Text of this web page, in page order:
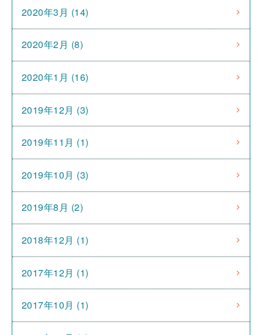
2020年3月 (14)
2020年2月 (8)
2020年1月 (16)
2019年12月 (3)
2019年11月 (1)
2019年10月 (3)
2019年8月 (2)
2018年12月 (1)
2017年12月 (1)
2017年10月 (1)